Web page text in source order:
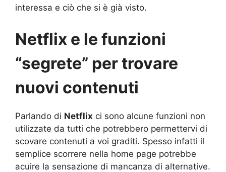
interessa e ciò che si è già visto.
Netflix e le funzioni
“segrete” per trovare
nuovi contenuti
Parlando di Netflix ci sono alcune funzioni non
utilizzate da tutti che potrebbero permettervi di
scovare contenuti a voi graditi. Spesso infatti il
semplice scorrere nella home page potrebbe
acuire la sensazione di mancanza di alternative.